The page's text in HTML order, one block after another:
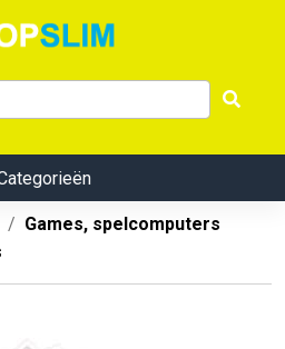
Games, spelcomputers